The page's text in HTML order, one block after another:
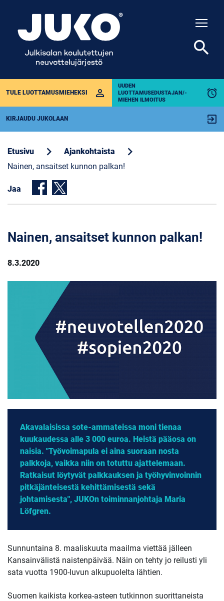
TULE LUOTTAMUSMIEHEKSI perm_identity
UUDEN
LUOTTAMUSEDUSTAJAN/-
MIEHEN ILMOITUS
alarm
KIRJAUDU JUKOLAAN exit_to_app
search
Etusivu chevron_right Ajankohtaista chevron_right
Nainen, ansaitset kunnon palkan!
Jaa
Nainen, ansaitset kunnon palkan!
8.3.2020
Akavalaisissa sote-ammateissa moni tienaa
kuukaudessa alle 3 000 euroa. Heistä pääosa on
naisia. "Työvoimapula ei aina suoraan nosta
palkkoja, vaikka niin on totuttu ajattelemaan.
Ratkaisut löytyvät palkkauksen ja työhyvinvoinnin
pitkäjänteisestä kehittämisestä sekä
johtamisesta", JUKOn toiminnanjohtaja Maria
Löfgren.
Sunnuntaina 8. maaliskuuta maailma viettää jälleen
Kansainvälistä naistenpäivää. Näin on tehty jo reilusti yli
sata vuotta 1900-luvun alkupuolelta lähtien.
Suomen kaikista korkea-asteen tutkinnon suorittaneista